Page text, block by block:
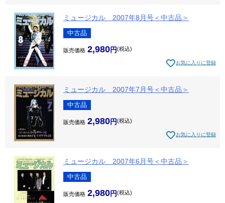
ミュージカル 2007年8月号＜中古品＞
中古品
販売価格 2,980 税込
お気に入りに登録
ミュージカル 2007年7月号＜中古品＞
中古品
販売価格 2,980 税込
お気に入りに登録
ミュージカル 2007年6月号＜中古品＞
中古品
販売価格 2,980 税込